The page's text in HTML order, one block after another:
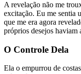
A revelação não me
excitação. Eu me sentia
que me era agora
próprios desejos haviam
O Controle Dela
Ela o empurrou de